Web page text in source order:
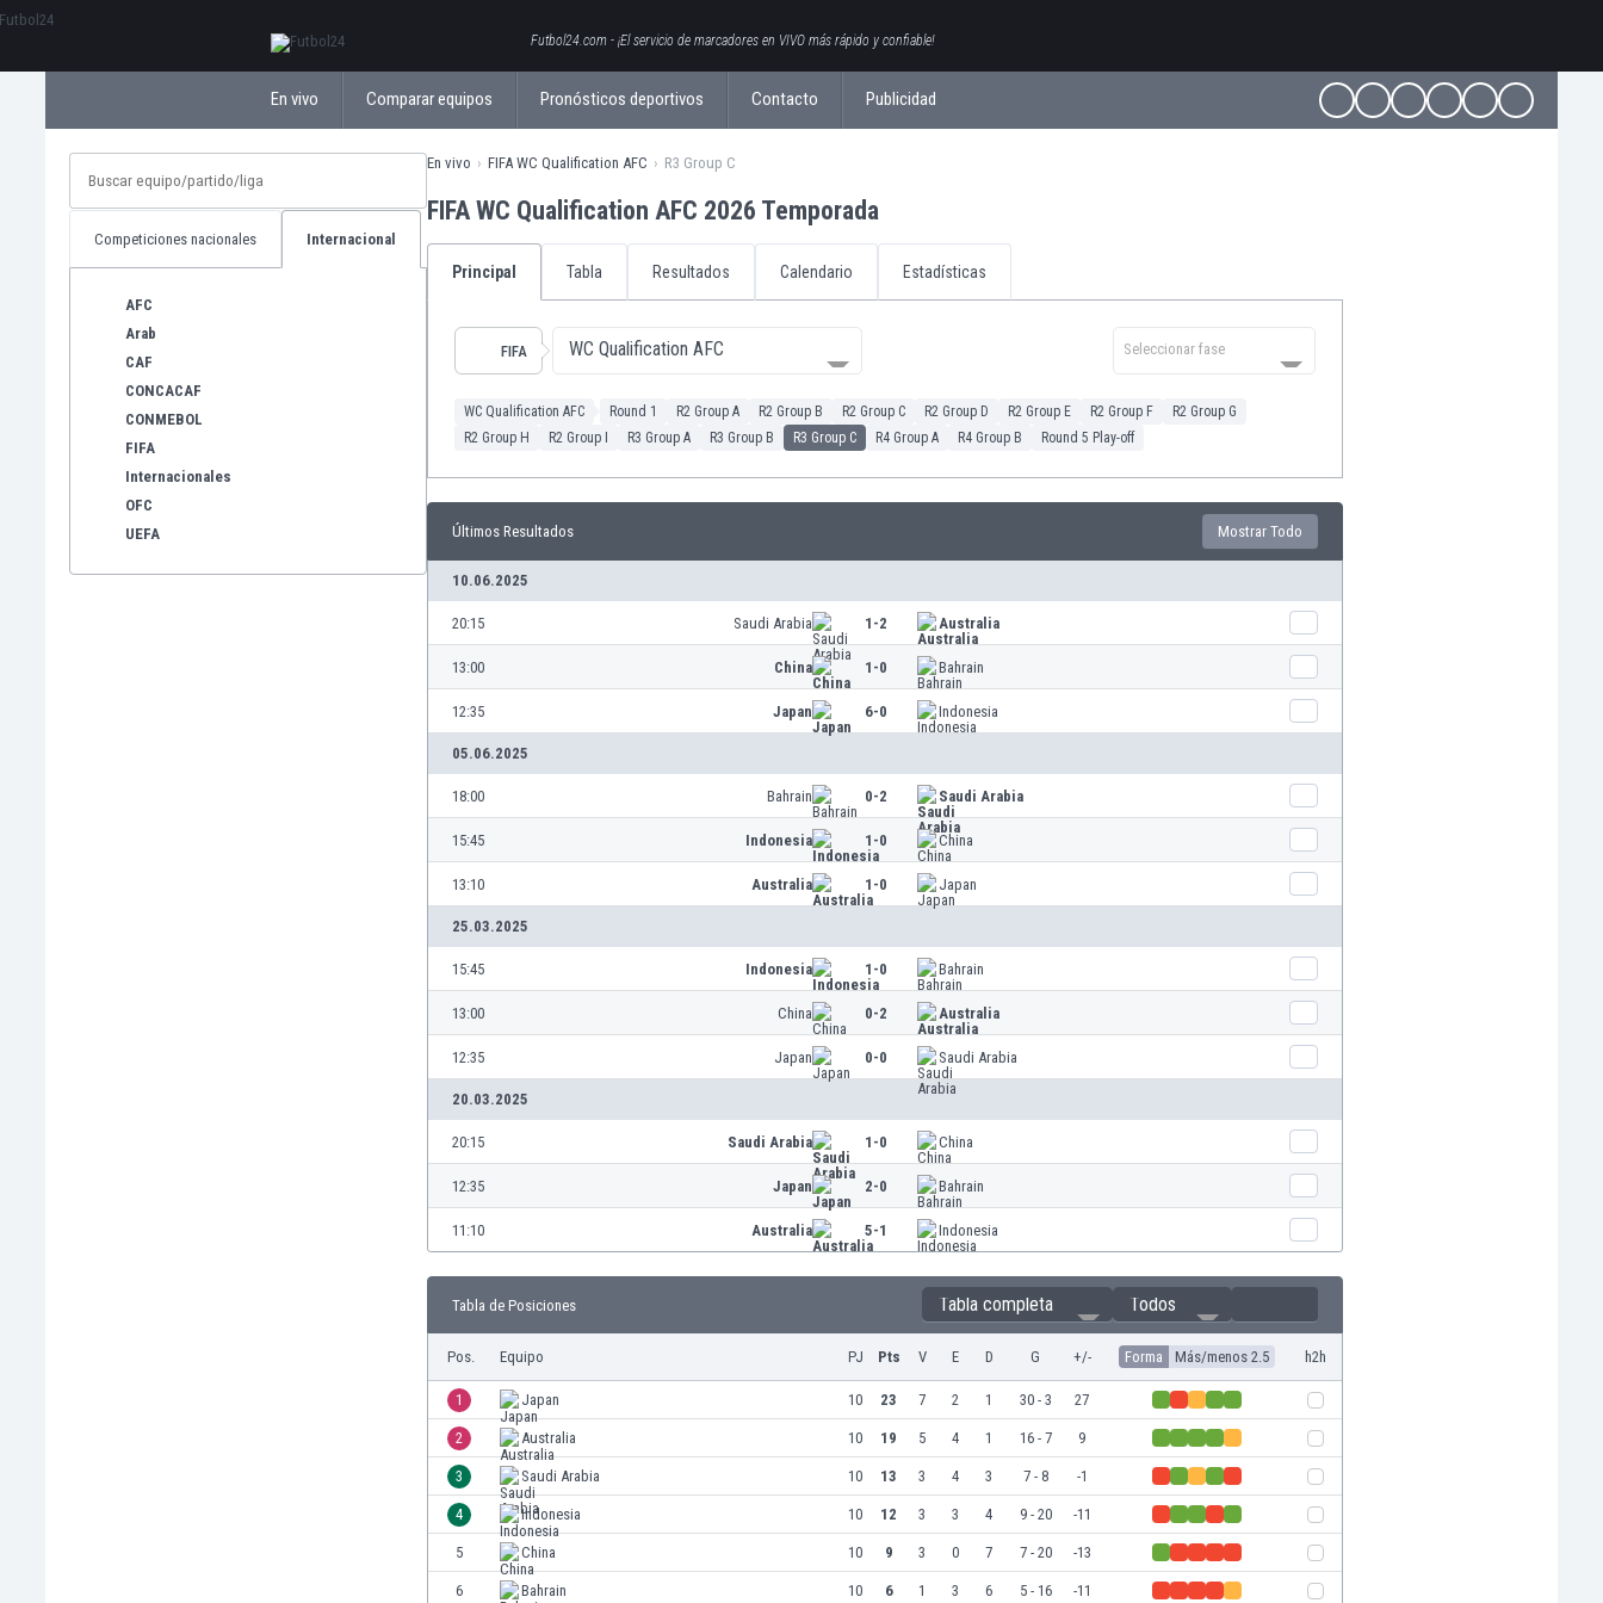
Futbol24.com - ¡El servicio de marcadores en VIVO más rápido y confiable!
En vivo Comparar equipos Pronósticos deportivos Contacto Publicidad
Competiciones nacionales Internacional
AFC
Arab
CAF
CONCACAF
CONMEBOL
FIFA
Internacionales
OFC
UEFA
En vivo FIFA WC Qualification AFC R3 Group C
FIFA WC Qualification AFC 2026 Temporada
Principal Tabla Resultados Calendario Estadísticas
FIFA WC Qualification AFC Seleccionar fase
WC Qualification AFC Round 1 R2 Group A R2 Group B R2 Group C R2 Group D R2 Group E R2 Group F
R2 Group G
R2 Group H
R2 Group I R3 Group A R3 Group B R3 Group C R4 Group A R4 Group B Round 5 Play-off
Últimos Resultados Mostrar Todo
10.06.2025
20:15 Saudi Arabia 1-2 Australia
13:00 China 1-0 Bahrain
12:35 Japan 6-0 Indonesia
05.06.2025
18:00 Bahrain 0-2 Saudi Arabia
15:45 Indonesia 1-0 China
13:10 Australia 1-0 Japan
25.03.2025
15:45 Indonesia 1-0 Bahrain
13:00 China 0-2 Australia
12:35 Japan 0-0 Saudi Arabia
20.03.2025
20:15 Saudi Arabia 1-0 China
12:35 Japan 2-0 Bahrain
11:10 Australia 5-1 Indonesia
Tabla de Posiciones Tabla completa Todos
Pos. Equipo PJ Pts V E D G +/- Forma Más/menos 2.5 h2h
1 Japan 10 23 7 2 1 30 - 3 27
2 Australia 10 19 5 4 1 16 - 7 9
3 Saudi Arabia 10 13 3 4 3 7 - 8 -1
4 Indonesia 10 12 3 3 4 9 - 20 -11
5 China 10 9 3 0 7 7 - 20 -13
6 Bahrain 10 6 1 3 6 5 - 16 -11